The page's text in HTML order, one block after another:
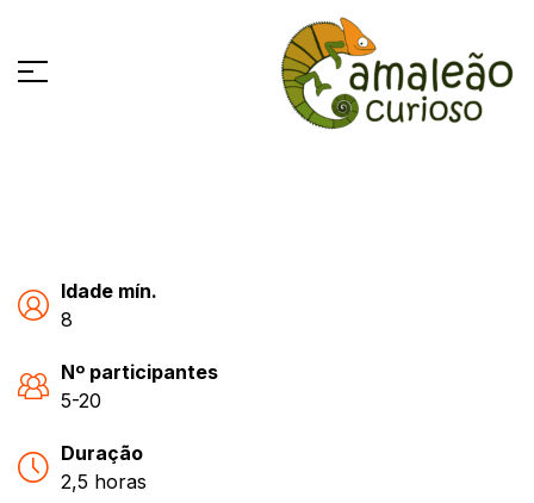
Idade mín.
8
Nº participantes
5-20
Duração
2,5 horas